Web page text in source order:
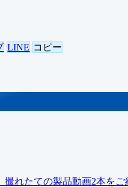
LINE コピー
撮れたての製品動画2本を